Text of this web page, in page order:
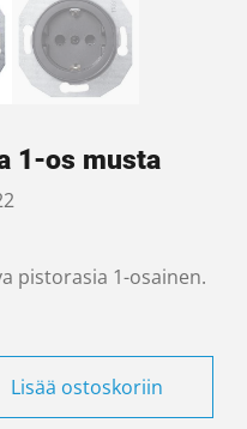
1-os musta
pistorasia 1-osainen.
Lisää ostoskoriin